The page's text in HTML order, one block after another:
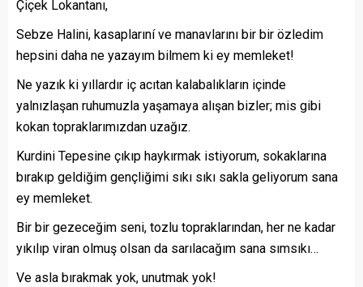
Çiçek Lokantanı,
Sebze Halini, kasaplarıní ve manavlarını bir bir özledim
hepsini daha ne yazayım bilmem ki ey memleket!
Ne yazık ki yıllardır iç acıtan kalabalıkların içinde
yalnızlaşan ruhumuzla yaşamaya alışan bizler; mis gibi
kokan topraklarımızdan uzağız.
Kurdini Tepesine çıkıp haykırmak istiyorum, sokaklarına
bırakıp geldiğim gençliğimi sıkı sıkı sakla geliyorum sana
ey memleket.
Bir bir gezeceğim seni, tozlu topraklarından, her ne kadar
yıkılıp viran olmuş olsan da sarılacağım sana sımsıkı…
Ve asla bırakmak yok, unutmak yok!